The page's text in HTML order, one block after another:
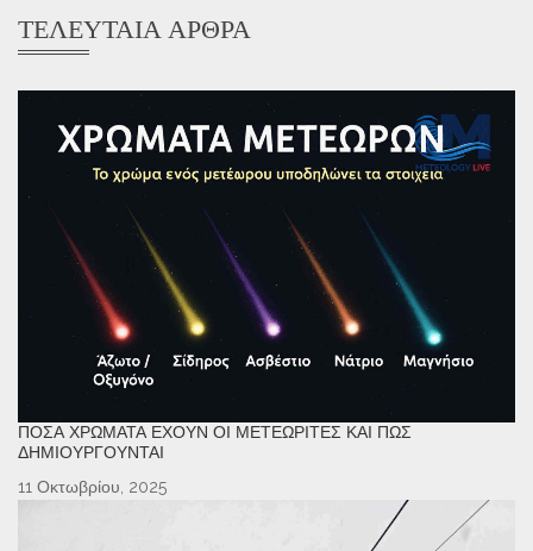
ΤΕΛΕΥΤΑΊΑ ΆΡΘΡΑ
ΠΌΣΑ ΧΡΏΜΑΤΑ ΈΧΟΥΝ ΟΙ ΜΕΤΕΩΡΊΤΕΣ ΚΑΙ ΠΏΣ
ΔΗΜΙΟΥΡΓΟΎΝΤΑΙ
11 Οκτωβρίου, 2025